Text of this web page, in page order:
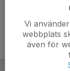
Vi
webbplats
även för